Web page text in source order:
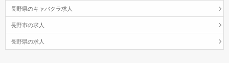
長野県のキャバクラ求人
長野市の求人
長野県の求人